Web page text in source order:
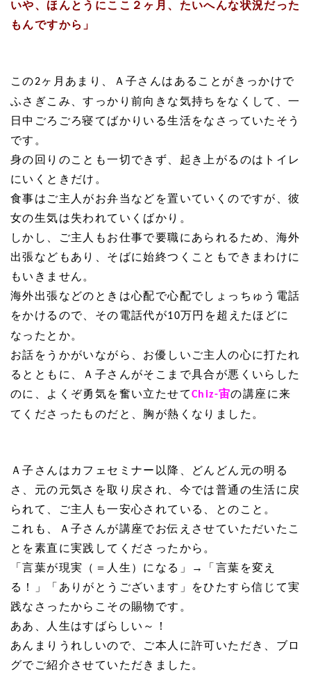
いや、ほんとうにここ２ヶ月、たいへんな状況だった
もんですから」
この2ヶ月あまり、Ａ子さんはあることがきっかけで
ふさぎこみ、すっかり前向きな気持ちをなくして、一
日中ごろごろ寝てばかりいる生活をなさっていたそう
です。
身の回りのことも一切できず、起き上がるのはトイレ
にいくときだけ。
食事はご主人がお弁当などを置いていくのですが、彼
女の生気は失われていくばかり。
しかし、ご主人もお仕事で要職にあられるため、海外
出張などもあり、そばに始終つくこともできまわけに
もいきません。
海外出張などのときは心配で心配でしょっちゅう電話
をかけるので、その電話代が10万円を超えたほどに
なったとか。
お話をうかがいながら、お優しいご主人の心に打たれ
るとともに、Ａ子さんがそこまで具合が悪くいらした
のに、よくぞ勇気を奮い立たせてChiz-宙の講座に来
てくださったものだと、胸が熱くなりました。
Ａ子さんはカフェセミナー以降、どんどん元の明る
さ、元の元気さを取り戻され、今では普通の生活に戻
られて、ご主人も一安心されている、とのこと。
これも、Ａ子さんが講座でお伝えさせていただいたこ
とを素直に実践してくださったから。
「言葉が現実（＝人生）になる」→「言葉を変え
る！」「ありがとうございます」をひたすら信じて実
践なさったからこその賜物です。
ああ、人生はすばらしい～！
あんまりうれしいので、ご本人に許可いただき、ブロ
グでご紹介させていただきました。